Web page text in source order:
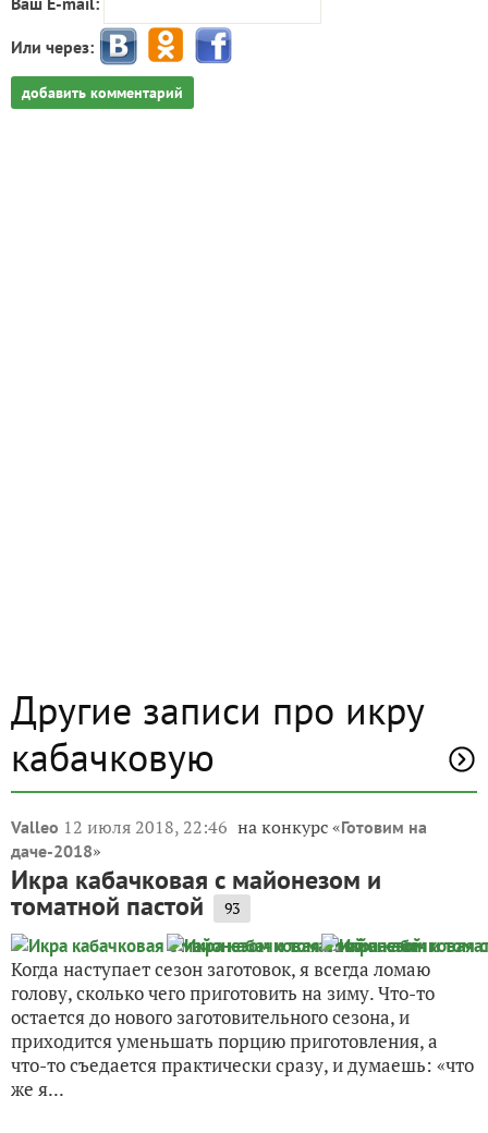
Или через:
добавить комментарий
Другие записи про икру
кабачковую
Valleo 12 июля 2018, 22:46 на конкурс «Готовим на
даче-2018»
Икра кабачковая с майонезом и
томатной пастой 93
Когда наступает сезон заготовок, я всегда ломаю
голову, сколько чего приготовить на зиму. Что-то
остается до нового заготовительного сезона, и
приходится уменьшать порцию приготовления, а
что-то съедается практически сразу, и думаешь: «что
же я...